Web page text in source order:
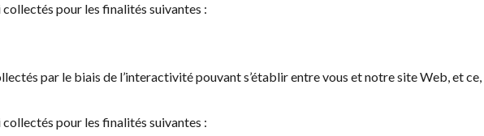
pour les finalités suivantes :
par le biais de l’interactivité pouvant s’établir entre vous et notre site Web, et ce,
pour les finalités suivantes :